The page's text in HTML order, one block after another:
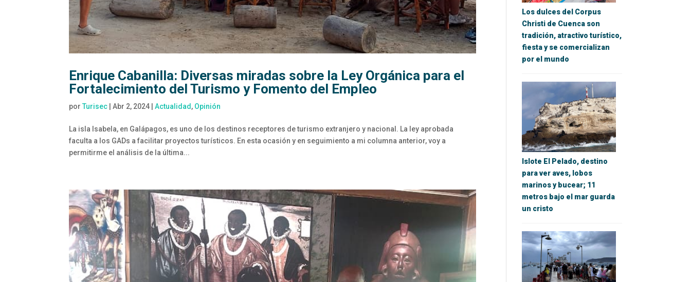
Enrique Cabanilla: Diversas miradas sobre la Ley Orgánica para el
Fortalecimiento del Turismo y Fomento del Empleo
porTurisec |Abr 2, 2024 |Actualidad , Opinión
La isla Isabela, en Galápagos, es uno de los destinos receptores de turismo extranjero y nacional. La ley aprobada
faculta a los GADs a facilitar proyectos turísticos. En esta ocasión y en seguimiento a mi columna anterior, voy a
permitirme el análisis de la última...
Los dulces del Corpus
Christi de Cuenca son
tradición, atractivo turístico,
fiesta y se comercializan
por el mundo
Islote El Pelado, destino
para ver aves, lobos
marinos y bucear; 11
metros bajo el mar guarda
un cristo